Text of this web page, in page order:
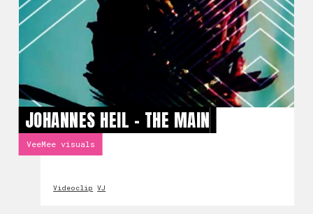
JOHANNES HEIL - THE MAIN
VeeMee visuals
Videoclip VJ